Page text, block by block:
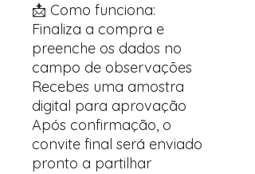
📩 Como funciona:
Finaliza a compra e
preenche os dados no
campo de observações
Recebes uma amostra
digital para aprovação
Após confirmação, o
convite final será enviado
pronto a partilhar